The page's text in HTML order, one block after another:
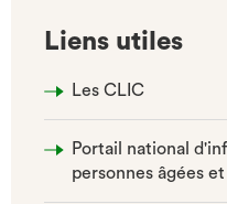
Liens utiles
Les CLIC
Portail national
personnes âgées